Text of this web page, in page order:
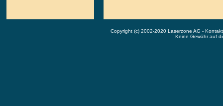
Copyright (c) 2002-2020 Laserzone AG -
Keine Gewähr auf